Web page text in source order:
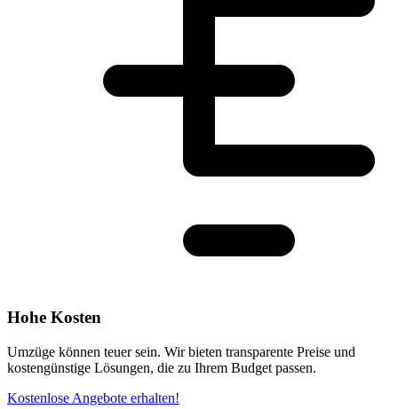
Hohe Kosten
Umzüge können teuer sein. Wir bieten transparente Preise und
kostengünstige Lösungen, die zu Ihrem Budget passen.
Kostenlose Angebote erhalten!